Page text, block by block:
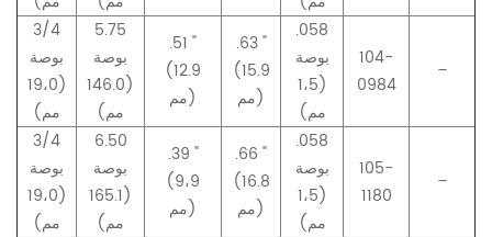
3/4
بوصة
(19،0
مم)
5.75
بوصة
(146.0
مم)
.51 "
(12.9
مم)
.63 "
(15.9
مم)
.058
بوصة
(1،5
مم)
104-
0984
–
3/4
بوصة
(19،0
مم)
6.50
بوصة
(165.1
مم)
.39 "
(9،9
مم)
.66 "
(16.8
مم)
.058
بوصة
(1،5
مم)
105-
1180
–